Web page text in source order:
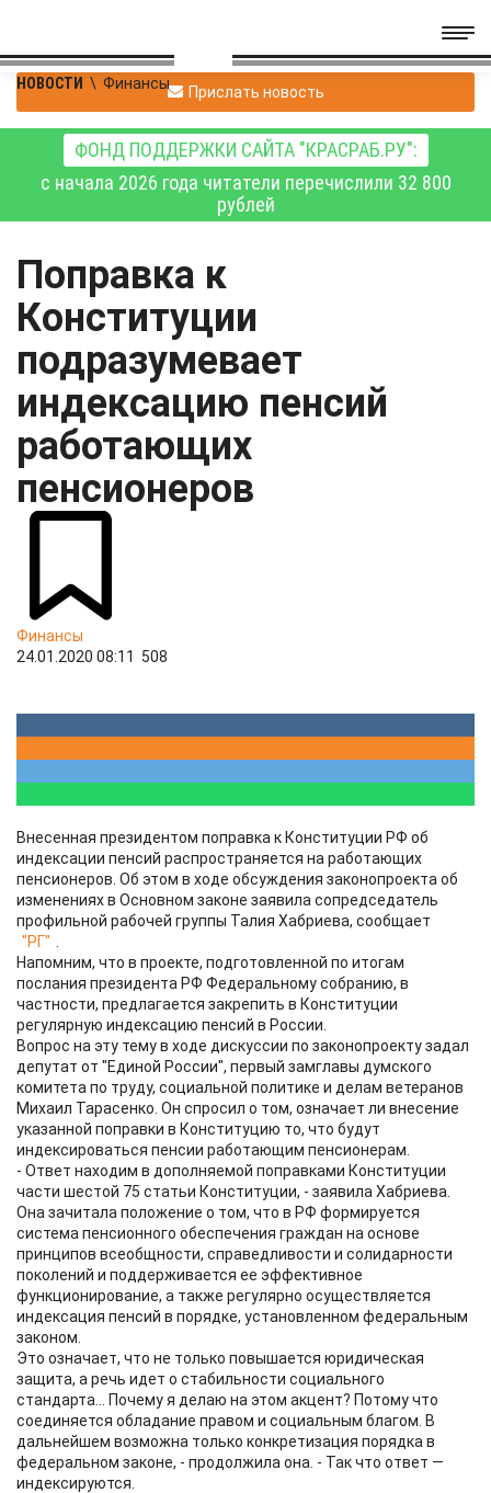
НОВОСТИ \ Финансы Прислать новость
ФОНД ПОДДЕРЖКИ САЙТА "КРАСРАБ.РУ":
с начала 2026 года читатели перечислили 32 800
рублей
Поправка к
Конституции
подразумевает
индексацию пенсий
работающих
пенсионеров
Финансы
24.01.2020 08:11
508
Внесенная президентом поправка к Конституции РФ об
индексации пенсий распространяется на работающих
пенсионеров. Об этом в ходе обсуждения законопроекта об
изменениях в Основном законе заявила сопредседатель
профильной рабочей группы Талия Хабриева, сообщает
"РГ"
Напомним, что в проекте, подготовленной по итогам
послания президента РФ Федеральному собранию, в
частности, предлагается закрепить в Конституции
регулярную индексацию пенсий в России.
Вопрос на эту тему в ходе дискуссии по законопроекту задал
депутат от "Единой России", первый замглавы думского
комитета по труду, социальной политике и делам ветеранов
Михаил Тарасенко. Он спросил о том, означает ли внесение
указанной поправки в Конституцию то, что будут
индексироваться пенсии работающим пенсионерам.
- Ответ находим в дополняемой поправками Конституции
части шестой 75 статьи Конституции, - заявила Хабриева.
Она зачитала положение о том, что в РФ формируется
система пенсионного обеспечения граждан на основе
принципов всеобщности, справедливости и солидарности
поколений и поддерживается ее эффективное
функционирование, а также регулярно осуществляется
индексация пенсий в порядке, установленном федеральным
законом.
Это означает, что не только повышается юридическая
защита, а речь идет о стабильности социального
стандарта… Почему я делаю на этом акцент? Потому что
соединяется обладание правом и социальным благом. В
дальнейшем возможна только конкретизация порядка в
федеральном законе, - продолжила она. - Так что ответ —
индексируются.